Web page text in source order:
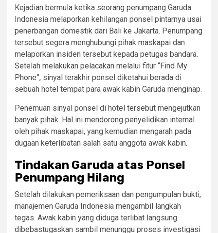
Kejadian bermula ketika seorang penumpang Garuda
Indonesia melaporkan kehilangan ponsel pintarnya usai
penerbangan domestik dari Bali ke Jakarta. Penumpang
tersebut segera menghubungi pihak maskapai dan
melaporkan insiden tersebut kepada petugas bandara.
Setelah melakukan pelacakan melalui fitur “Find My
Phone”, sinyal terakhir ponsel diketahui berada di
sebuah hotel tempat para awak kabin Garuda menginap.
Penemuan sinyal ponsel di hotel tersebut mengejutkan
banyak pihak. Hal ini mendorong penyelidikan internal
oleh pihak maskapai, yang kemudian mengarah pada
dugaan keterlibatan salah satu anggota awak kabin.
Tindakan Garuda atas Ponsel
Penumpang Hilang
Setelah dilakukan pemeriksaan dan pengumpulan bukti,
manajemen Garuda Indonesia mengambil langkah
tegas. Awak kabin yang diduga terlibat langsung
dibebastugaskan sambil menunggu proses investigasi